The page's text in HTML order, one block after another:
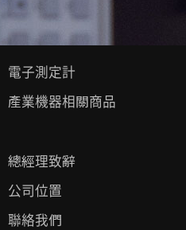
電子測定計
產業機器相關商品
總經理致辭
公司位置
聯絡我們